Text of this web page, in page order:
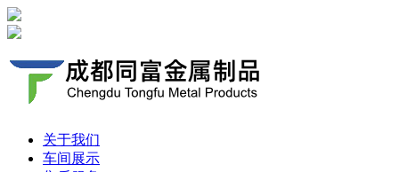
关于我们
车间展示